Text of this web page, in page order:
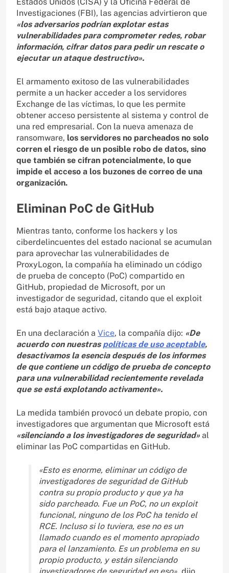
Estados Unidos (CISA) y la Oficina Federal de
Investigaciones (FBI), las agencias advirtieron que
«los adversarios podrían explotar estas
vulnerabilidades para comprometer redes, robar
información, cifrar datos para pedir un rescate o
ejecutar un ataque destructivo».
El armamento exitoso de las vulnerabilidades
permite a un hacker acceder a los servidores
Exchange de las víctimas, lo que les permite
obtener acceso persistente al sistema y control de
una red empresarial. Con la nueva amenaza de
ransomware, los servidores no parcheados no solo
corren el riesgo de un posible robo de datos, sino
que también se cifran potencialmente, lo que
impide el acceso a los buzones de correo de una
organización.
Eliminan PoC de GitHub
Mientras tanto, conforme los hackers y los
ciberdelincuentes del estado nacional se acumulan
para aprovechar las vulnerabilidades de
ProxyLogon, la compañía ha eliminado un código
de prueba de concepto (PoC) compartido en
GitHub, propiedad de Microsoft, por un
investigador de seguridad, citando que el exploit
está bajo ataque activo.
En una declaración a Vice, la compañía dijo: «De
acuerdo con nuestraspolíticas de uso aceptable,
desactivamos la esencia después de los informes
de que contiene un código de prueba de concepto
para una vulnerabilidad recientemente revelada
que se está explotando activamente».
La medida también provocó un debate propio, con
investigadores que argumentan que Microsoft está
«silenciando a los investigadores de seguridad» al
eliminar las PoC compartidas en GitHub.
«Esto es enorme, eliminar un código de
investigadores de seguridad de GitHub
contra su propio producto y que ya ha
sido parcheado. Fue un PoC, no un exploit
funcional, ninguno de los PoC ha tenido el
RCE. Incluso si lo tuviera, ese no es un
llamado cuando es el momento apropiado
para el lanzamiento. Es un problema en su
propio producto, y están silenciando